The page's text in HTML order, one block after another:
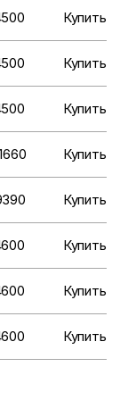
Купить
Купить
Купить
Купить
Купить
Купить
Купить
Купить